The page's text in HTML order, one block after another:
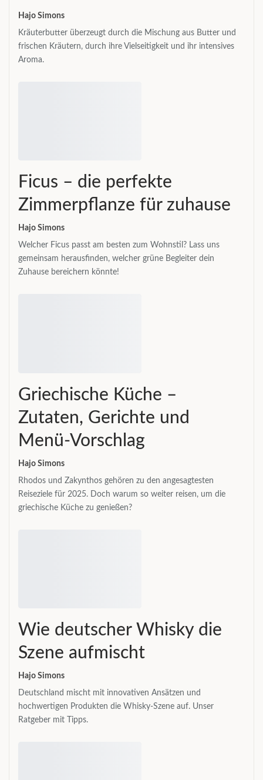
Hajo Simons
Kräuterbutter überzeugt durch die Mischung aus Butter und
frischen Kräutern, durch ihre Vielseitigkeit und ihr intensives
Aroma.
Ficus – die perfekte
Zimmerpflanze für zuhause
Hajo Simons
Welcher Ficus passt am besten zum Wohnstil? Lass uns
gemeinsam herausfinden, welcher grüne Begleiter dein
Zuhause bereichern könnte!
Griechische Küche –
Zutaten, Gerichte und
Menü-Vorschlag
Hajo Simons
Rhodos und Zakynthos gehören zu den angesagtesten
Reiseziele für 2025. Doch warum so weiter reisen, um die
griechische Küche zu genießen?
Wie deutscher Whisky die
Szene aufmischt
Hajo Simons
Deutschland mischt mit innovativen Ansätzen und
hochwertigen Produkten die Whisky-Szene auf. Unser
Ratgeber mit Tipps.